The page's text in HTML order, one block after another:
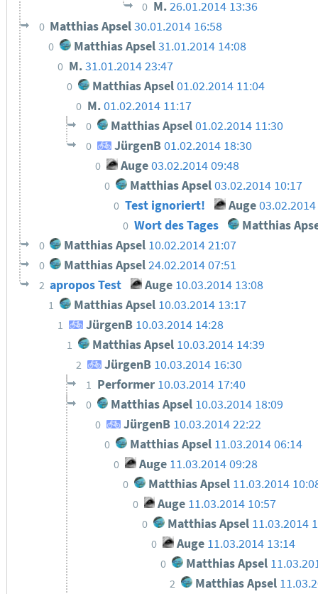
0 M.26.01.2014 13:36
0 Matthіas Apsel30.01.2014 16:58
0 Matthias Apsel 31.01.2014 14:08
0 M.31.01.2014 23:47
0 Matthias Apsel01.02.2014 11:04
0 M.01.02.2014 11:17
0 Matthias Apsel01.02.2014 11:30
0 JürgenB 01.02.2014 18:30
0 Auge 03.02.2014 09:48
0 Matthias Apsel03.02.2014 10:17
0 Test ignoriert! Auge
0 Wort des Tages Matthias
0 Matthias Apsel 10.02.2014 21:07
0 Matthias Apsel24.02.2014 07:51
2 apropos Test Auge 10.03.2014 13:08
1 Matthias Apsel 10.03.2014 13:17
1 JürgenB 10.03.2014 14:28
1 Matthias Apsel 10.03.2014 14:39
2 JürgenB 10.03.2014 16:30
1 Performer 10.03.2014 17:40
0 Matthias Apsel 10.03.2014 18:09
0 JürgenB 10.03.2014 22:22
0 Matthias Apsel 11.03.2014 06:14
0 Auge 11.03.2014 09:28
0 Matthias Apsel 11.03.2014
0 Auge 11.03.2014 10:57
0 Matthias Apsel 11.03.2014
0 Auge 11.03.2014 13:14
0 Matthias Apsel
2 Matthias Apsel